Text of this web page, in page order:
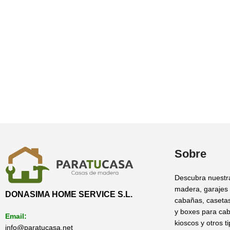
DONASIMA HOME SERVICE S.L.
Email:
info@paratucasa.net
Sobre
Descubra
madera,
cabañas,
y boxes para
kioscos y otros